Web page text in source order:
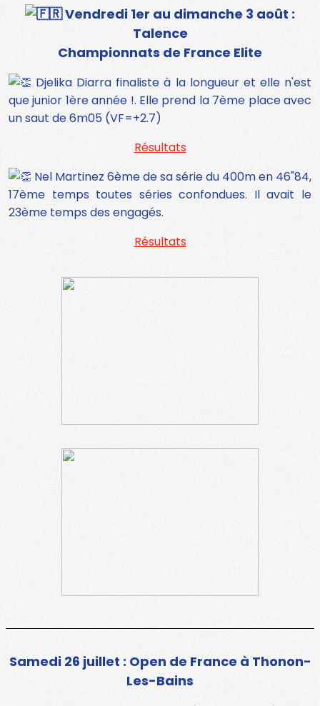
Vendredi 1er au dimanche 3 août :
Talence
Championnats de France Elite
Djelika Diarra finaliste à la longueur et elle n'est
que junior 1ère année !. Elle prend la 7ème place avec
un saut de 6m05 (VF=+2.7)
Résultats
Nel Martinez 6ème de sa série du 400m en 46"84,
17ème temps toutes séries confondues. Il avait le
23ème temps des engagés.
Résultats
Samedi 26 juillet : Open de France à Thonon-
Les-Bains